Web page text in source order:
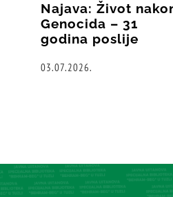
Najava: Život
Genocida – 31
godina poslije
03.07.2026.